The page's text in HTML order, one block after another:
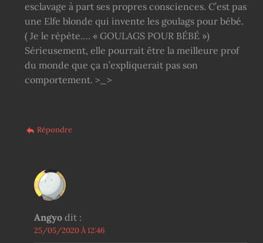
esclavage à part ses propres consciences. C’est pas
une Elfe blonde qui invente les goulags pour bébé.
( Je le répète…. « GOULAGS POUR BÉBÉ »)
Sérieusement, elle pourrait être la meilleure prof
du monde que ça n’expliquerait pas son
comportement. >_>
Répondre
Angyo dit :
25/05/2020 À 12:46